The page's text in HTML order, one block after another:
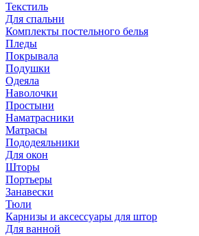
Текстиль
Для спальни
Комплекты постельного белья
Пледы
Покрывала
Подушки
Одеяла
Наволочки
Простыни
Наматрасники
Матрасы
Пододеяльники
Для окон
Шторы
Портьеры
Занавески
Тюли
Карнизы и аксессуары для штор
Для ванной